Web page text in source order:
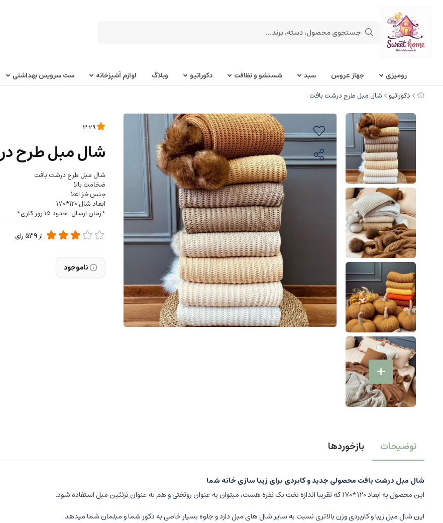
روميزی جهاز عروس سبد شستشو و نظافت دکوراتیو وبلاگ لوازم آشپزخانه ست سرویس بهداشتی
دکوراتیو
شال مبل طرح درشت بافت
شال مبل طرح
شال مبل طرح درشت بافت
ضخامت بالا
جنس خز اعلا
ابعاد شال:120*170
*زمان ارسال : حدود 15 روز کاری*
از539رای
ناموجود
توضیحات بازخوردها
شال مبل درشت بافت محصولی جدید و کابردی برای زیبا سازی خانه شما
این محصول به ابعاد 120*170 که تقریبا اندازه تخت یک نفره هست، میتوان به عنوان روتختی و هم به عنوان تزئئین مبل استفاده شود.
این شال مبل زیبا و کاربردی وزن بالاتری نسبت به سایر شال های مبل دارد و جلوه بسیار خاصی به دکور شما و مبلمان شما میدهد.